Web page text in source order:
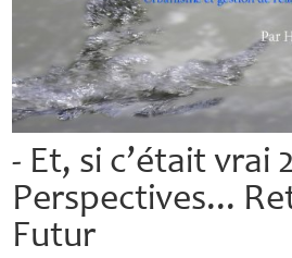
- Et, si c’était vrai
Perspectives...
Futur